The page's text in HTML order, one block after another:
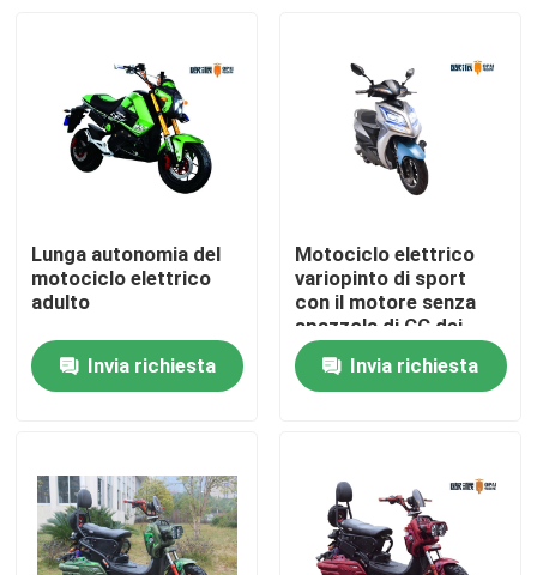
Casa
Contatti
Lunga autonomia del
motociclo elettrico
adulto
Invia richiesta
Motociclo elettrico
variopinto di sport
con il motore senza
spazzola di CC dei
pedali 800W
Invia richiesta